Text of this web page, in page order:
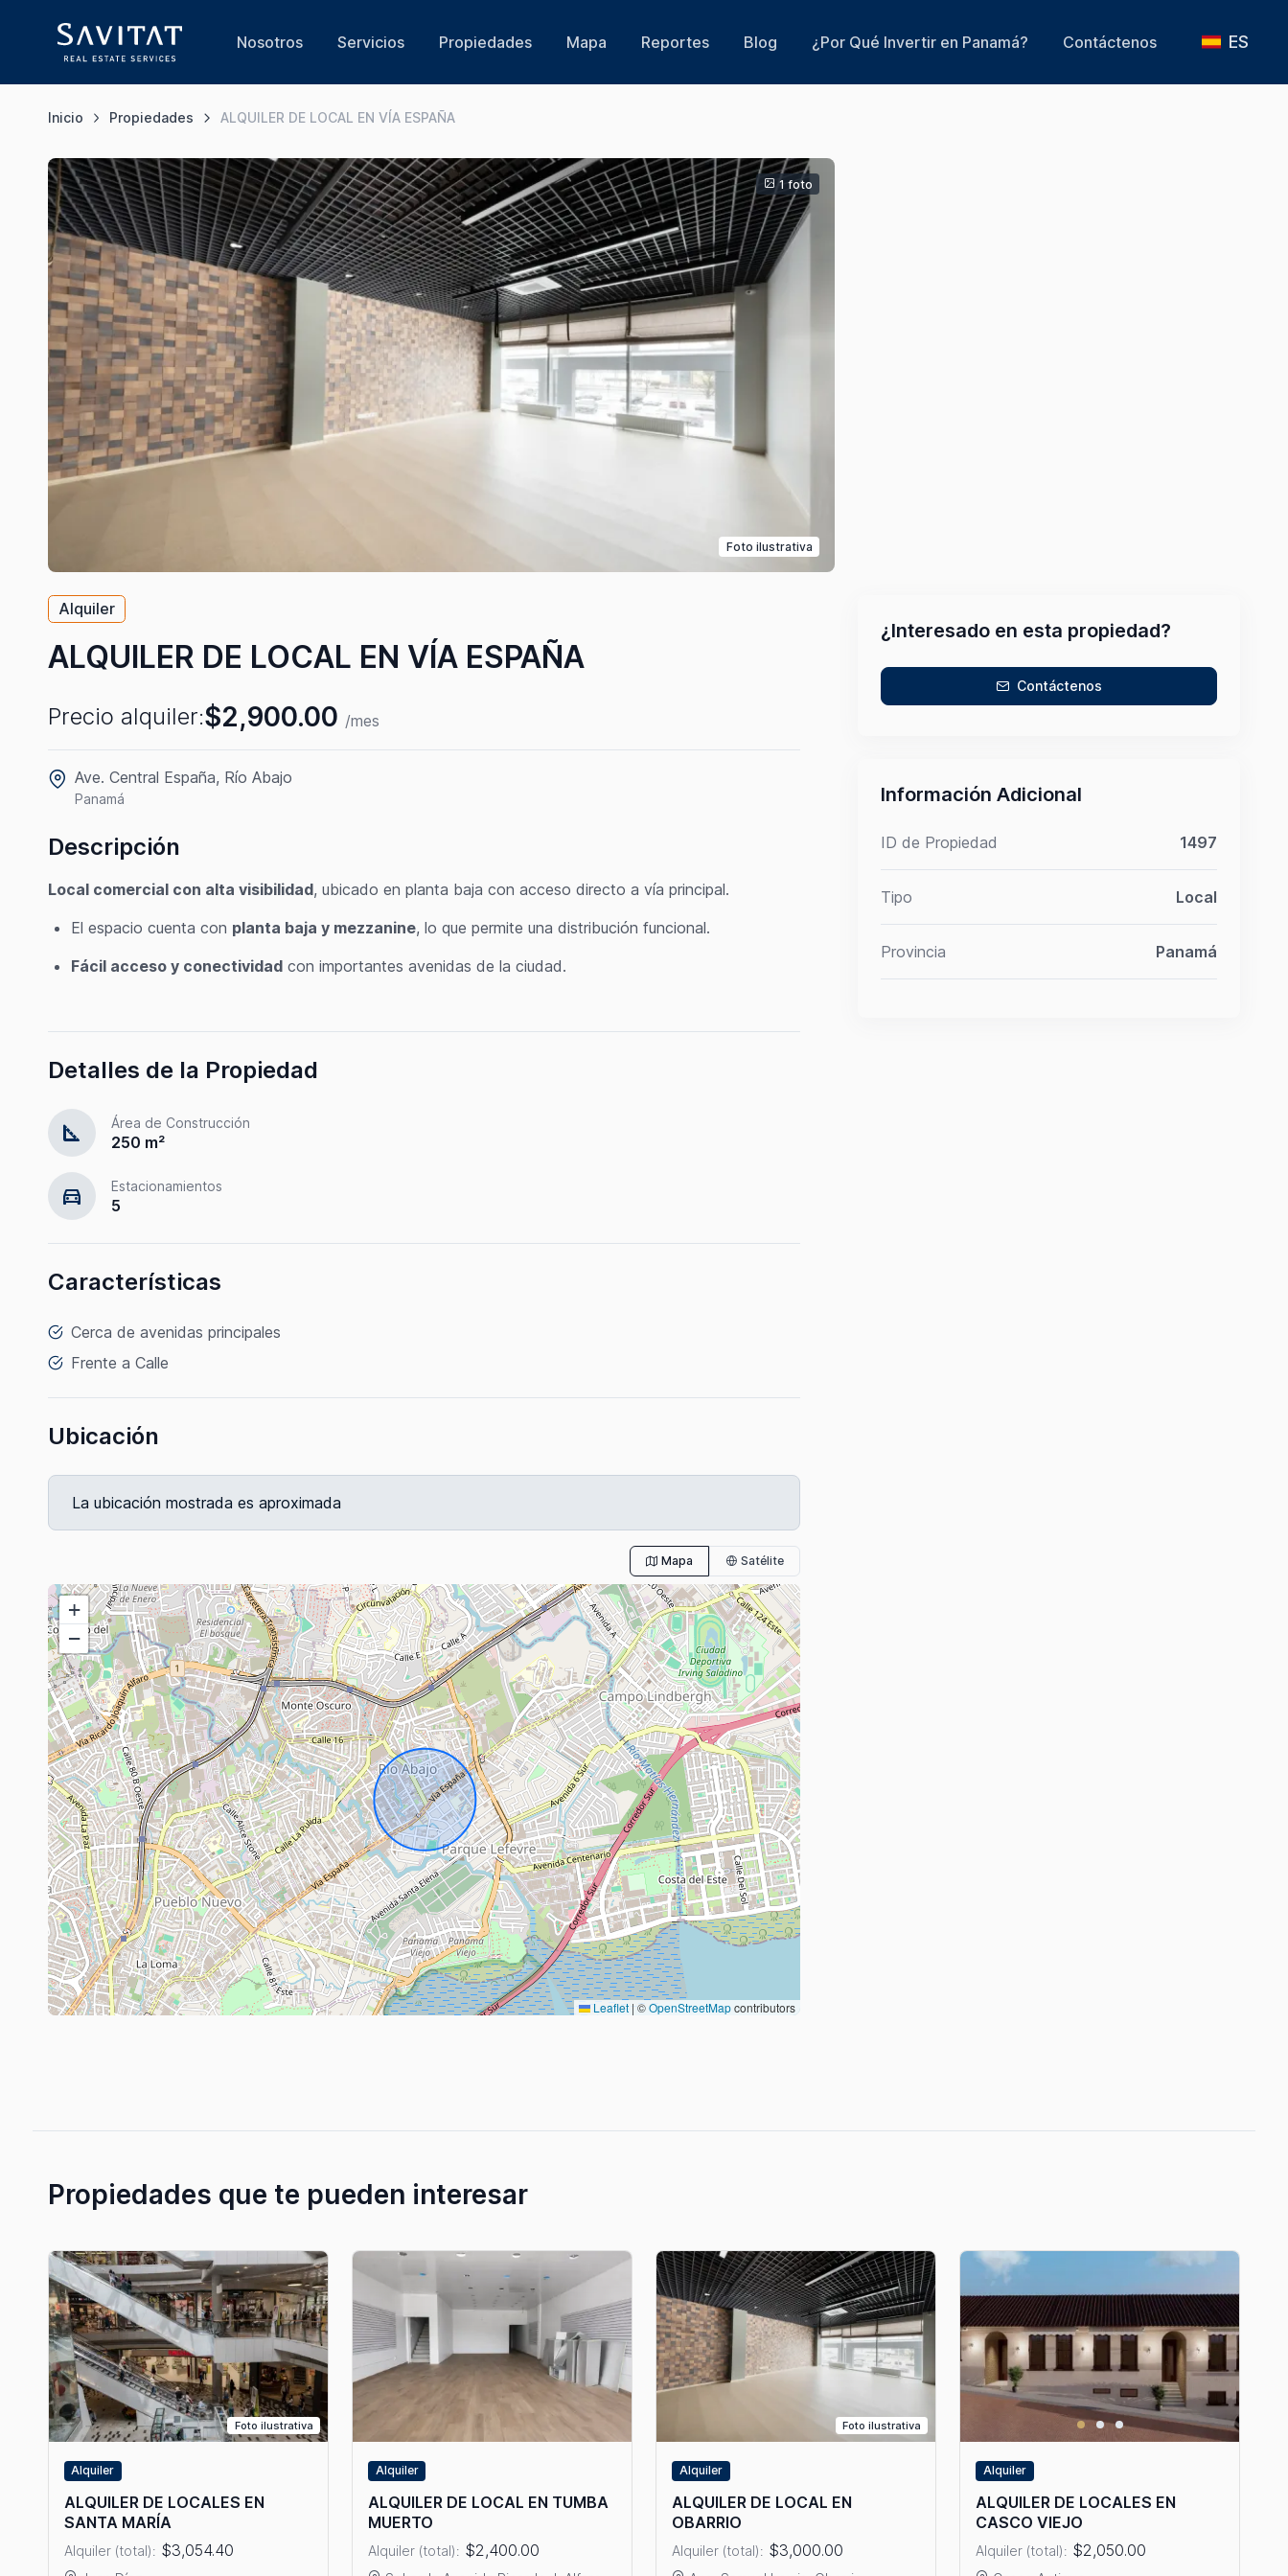
Nosotros Servicios Propiedades Mapa Reportes Blog ¿Por Qué Invertir en Panamá? Contáctenos ES
Inicio Propiedades ALQUILER DE LOCAL EN VÍA ESPAÑA
Foto ilustrativa
1 foto
Alquiler
ALQUILER DE LOCAL EN VÍA ESPAÑA
Precio alquiler:$2,900.00 /mes
Ave. Central España, Río Abajo
Panamá
Descripción
Local comercial con alta visibilidad, ubicado en planta baja con acceso directo a vía principal.
El espacio cuenta con planta baja y mezzanine, lo que permite una distribución funcional.
Fácil acceso y conectividadcon importantes avenidas de la ciudad.
Detalles de la Propiedad
square_foot Área de Construcción
250 m²
directions_car Estacionamientos
5
Características
Cerca de avenidas principales
Frente a Calle
Ubicación
La ubicación mostrada es aproximada
Mapa Satélite
+
−
Leaflet | ©OpenStreetMapcontributors
¿Interesado en esta propiedad?
Contáctenos
Información Adicional
ID de Propiedad 1497
Tipo Local
Provincia Panamá
Propiedades que te pueden interesar
Foto ilustrativa
Alquiler
ALQUILER DE LOCALES EN
SANTA MARÍA
Alquiler (total): $3,054.40
Alquiler
ALQUILER DE LOCAL EN TUMBA
MUERTO
Alquiler (total): $2,400.00
Foto ilustrativa
Alquiler
ALQUILER DE LOCAL EN
OBARRIO
Alquiler (total): $3,000.00
Alquiler
ALQUILER DE LOCALES EN
CASCO VIEJO
Alquiler (total): $2,050.00